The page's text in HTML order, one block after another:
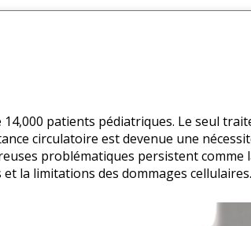
patients pédiatriques. Le seul
circulatoire est devenue une
problématiques persistent
la limitations des dommages cellulaires.